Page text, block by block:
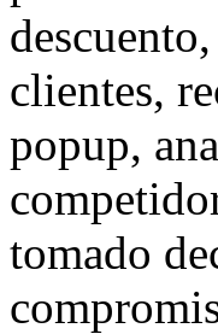
clientes,
popup,
tomado